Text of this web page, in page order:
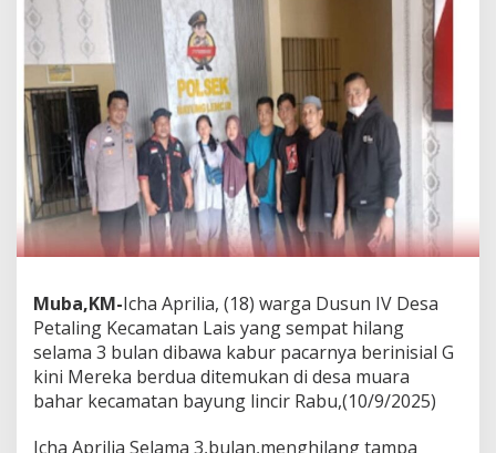
a
H
i
l
a
n
g
T
i
g
a
B
u
n
A
k
h
r
Muba,KM-Icha Aprilia, (18) warga Dusun IV Desa
Petaling Kecamatan Lais yang sempat hilang
selama 3 bulan dibawa kabur pacarnya berinisial G
kini Mereka berdua ditemukan di desa muara
bahar kecamatan bayung lincir Rabu,(10/9/2025)
Icha Aprilia Selama 3,bulan,menghilang tampa